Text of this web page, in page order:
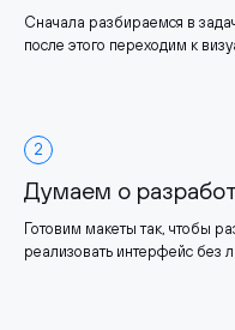
Сначала разбираемся в
после этого переходим к
2
Думаем о
Готовим макеты так, чтобы
реализовать интерфейс без